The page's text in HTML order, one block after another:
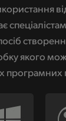
якого
програмних